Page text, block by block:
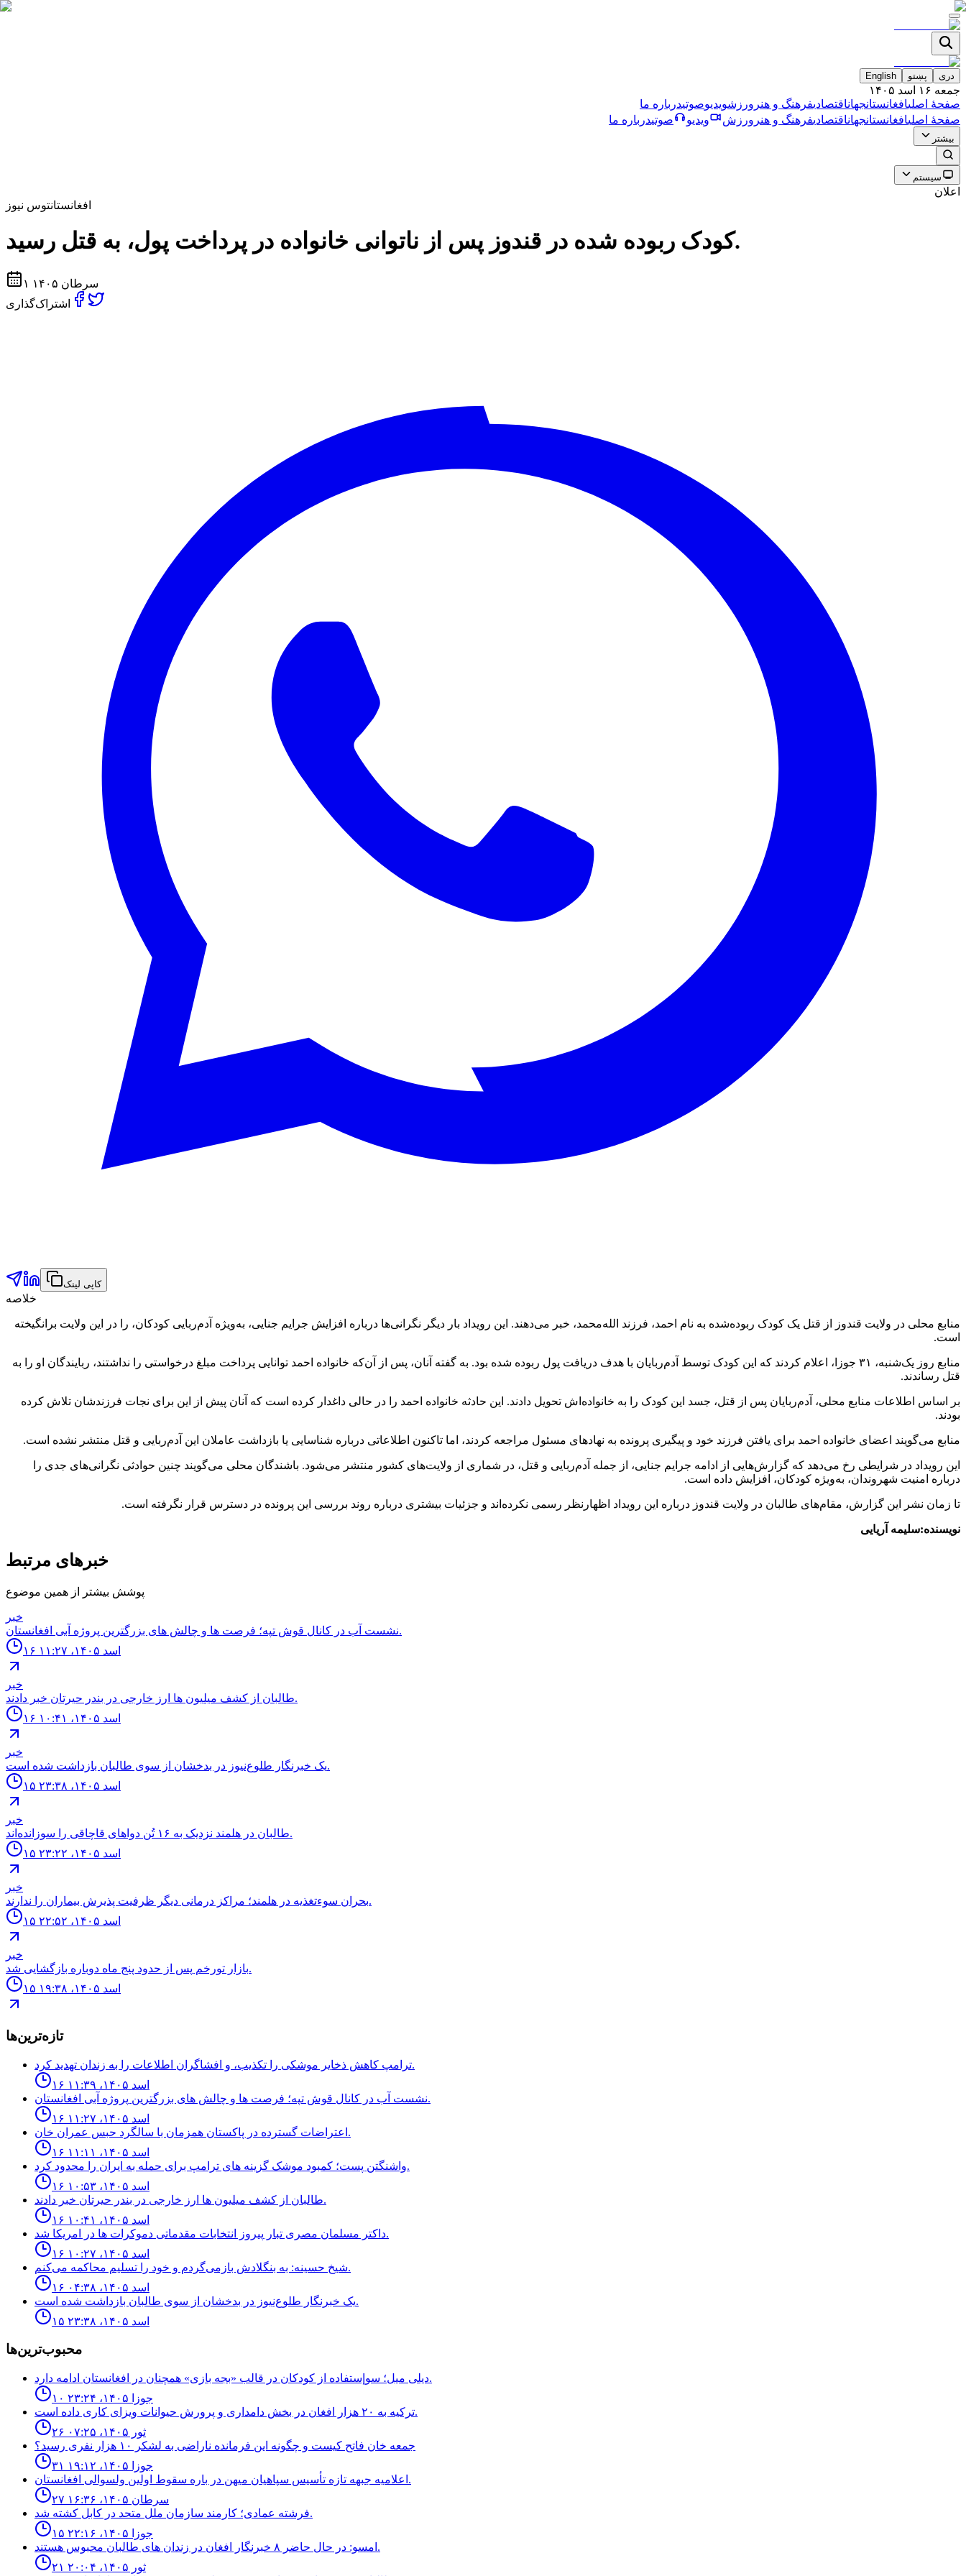
دری پښتو English
جمعه ۱۶ اسد ۱۴۰۵
صفحۀ اصلیافغانستانجهاناقتصادیفرهنگ و هنر ورزشویدیوصوتیدرباره ما
صفحۀ اصلیافغانستانجهاناقتصادیفرهنگ و هنر ورزش ویدیو صوتیدرباره ما
بیشتر
سیستم
اعلان
افغانستانتوس نیوز
كودک ربوده شده در قندوز پس از ناتوانى خانواده در پرداخت پول، به قتل رسيد.
۱ سرطان ۱۴۰۵
اشتراک‌گذاری
کاپی لینک
خلاصه
منابع محلی در ولایت قندوز از قتل یک کودک ربوده‌شده به نام احمد، فرزند الله‌محمد، خبر می‌دهند. این رویداد بار دیگر نگرانی‌ها درباره افزایش جرایم جنایی، به‌ویژه آدم‌ربایی کودکان، را در این ولایت برانگیخته
است.
منابع روز یک‌شنبه، ۳۱ جوزا، اعلام کردند که این کودک توسط آدم‌ربایان با هدف دریافت پول ربوده شده بود. به گفته آنان، پس از آن‌که خانواده احمد توانایی پرداخت مبلغ درخواستی را نداشتند، ربایندگان او را به
قتل رساندند.
بر اساس اطلاعات منابع محلی، آدم‌ربایان پس از قتل، جسد این کودک را به خانواده‌اش تحویل دادند. این حادثه خانواده احمد را در حالی داغدار کرده است که آنان پیش از این برای نجات فرزندشان تلاش کرده
بودند.
منابع می‌گویند اعضای خانواده احمد برای یافتن فرزند خود و پیگیری پرونده به نهادهای مسئول مراجعه کردند، اما تاکنون اطلاعاتی درباره شناسایی یا بازداشت عاملان این آدم‌ربایی و قتل منتشر نشده است.
این رویداد در شرایطی رخ می‌دهد که گزارش‌هایی از ادامه جرایم جنایی، از جمله آدم‌ربایی و قتل، در شماری از ولایت‌های کشور منتشر می‌شود. باشندگان محلی می‌گویند چنین حوادثی نگرانی‌های جدی را
درباره امنیت شهروندان، به‌ویژه کودکان، افزایش داده است.
تا زمان نشر این گزارش، مقام‌های طالبان در ولایت قندوز درباره این رویداد اظهارنظر رسمی نکرده‌اند و جزئیات بیشتری درباره روند بررسی این پرونده در دسترس قرار نگرفته است.
نویسنده:سلیمه آریایی
خبرهای مرتبط
پوشش بیشتر از همین موضوع
خبر
نشست آب در كانال قوش تپه؛ فرصت ها و چالش هاى بزرگترين پروژه آبى افغانستان.
۱۶ اسد ۱۴۰۵، ۱۱:۲۷
خبر
طالبان از كشف ميليون ها ارز خارجى در بندر حيرتان خبر دادند.
۱۶ اسد ۱۴۰۵، ۱۰:۴۱
خبر
یک خبرنگار طلوع‌نیوز در بدخشان از سوی طالبان بازداشت شده است.
۱۵ اسد ۱۴۰۵، ۲۳:۳۸
خبر
طالبان در هلمند نزدیک به ۱۶ تُن دواهای قاچاقی را سوزانده‌اند.
۱۵ اسد ۱۴۰۵، ۲۳:۲۲
خبر
بحران سوءتغذیه در هلمند؛ مراکز درمانی دیگر ظرفیت پذیرش بیماران را ندارند.
۱۵ اسد ۱۴۰۵، ۲۲:۵۲
خبر
بازار تورخم پس از حدود پنج ماه دوباره بازگشایی شد.
۱۵ اسد ۱۴۰۵، ۱۹:۳۸
تازه‌ترین‌ها
ترامپ كاهش ذخاير موشكى را تكذيب، و افشاگران اطلاعات را به زندان تهديد كرد.
۱۶ اسد ۱۴۰۵، ۱۱:۳۹
نشست آب در كانال قوش تپه؛ فرصت ها و چالش هاى بزرگترين پروژه آبى افغانستان.
۱۶ اسد ۱۴۰۵، ۱۱:۲۷
اعتراضات گسترده در پاكستان همزمان با سالگرد حبس عمران خان.
۱۶ اسد ۱۴۰۵، ۱۱:۱۱
واشنگتن پست؛ كمبود موشک گزينه هاى ترامپ براى حمله به ايران را محدود كرد.
۱۶ اسد ۱۴۰۵، ۱۰:۵۳
طالبان از كشف ميليون ها ارز خارجى در بندر حيرتان خبر دادند.
۱۶ اسد ۱۴۰۵، ۱۰:۴۱
داكتر مسلمان مصرى تبار پيروز انتخابات مقدماتى دموكرات ها در امريكا شد.
۱۶ اسد ۱۴۰۵، ۱۰:۲۷
شیخ حسینه: به بنگلادش بازمی‌گردم و خود را تسلیم محاکمه می‌کنم.
۱۶ اسد ۱۴۰۵، ۰۴:۳۸
یک خبرنگار طلوع‌نیوز در بدخشان از سوی طالبان بازداشت شده است.
۱۵ اسد ۱۴۰۵، ۲۳:۳۸
محبوب‌ترین‌ها
ديلى ميل؛ سوإستفاده از كودكان در قالب «بجه بازى» همچنان در افغانستان ادامه دارد.
۱۰ جوزا ۱۴۰۵، ۲۳:۲۴
ترکیه به ۲۰ هزار افغان در بخش دامداری و پرورش حیوانات ویزای کاری داده است.
۲۶ ثور ۱۴۰۵، ۰۷:۲۵
جمعه خان فاتح كيست و چگونه اين فرمانده ناراضى به لشكر ١٠ هزار نفرى رسيد؟
۳۱ جوزا ۱۴۰۵، ۱۹:۱۲
اعلاميه جبهه تازه تأسيس سپاهيان ميهن در باره سقوط اولين ولسوالى افغانستان.
۲۷ سرطان ۱۴۰۵، ۱۶:۳۶
فرشته عمادى؛ كارمند سازمان ملل متحد در كابل كشته شد.
۱۵ جوزا ۱۴۰۵، ۲۲:۱۶
امسو: در حال حاضر ۸ خبرنگار افغان در زندان‌ های طالبان محبوس هستند.
۲۱ ثور ۱۴۰۵، ۲۰:۰۴